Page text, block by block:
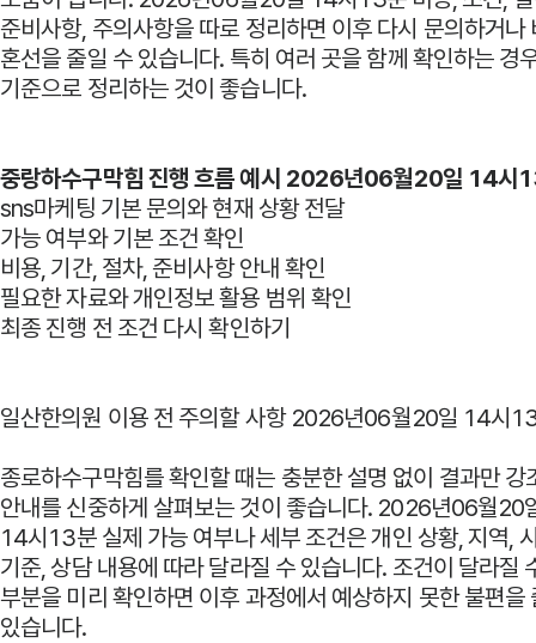
준비사항, 주의사항을 따로 정리하면 이후 다시 문의하거나
혼선을 줄일 수 있습니다. 특히 여러 곳을 함께 확인하는 경
기준으로 정리하는 것이 좋습니다.
중랑하수구막힘 진행 흐름 예시 2026년06월20일 14시
sns마케팅 기본 문의와 현재 상황 전달
가능 여부와 기본 조건 확인
비용, 기간, 절차, 준비사항 안내 확인
필요한 자료와 개인정보 활용 범위 확인
최종 진행 전 조건 다시 확인하기
일산한의원 이용 전 주의할 사항 2026년06월20일 14시
종로하수구막힘를 확인할 때는 충분한 설명 없이 결과만 강
안내를 신중하게 살펴보는 것이 좋습니다. 2026년06월20
14시13분 실제 가능 여부나 세부 조건은 개인 상황, 지역,
기준, 상담 내용에 따라 달라질 수 있습니다. 조건이 달라질
부분을 미리 확인하면 이후 과정에서 예상하지 못한 불편을
있습니다.